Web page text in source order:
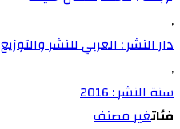
,
دار النشر : العربي للنشر والتوزيع
,
سنة النشر : 2016
فئاتغير مصنف